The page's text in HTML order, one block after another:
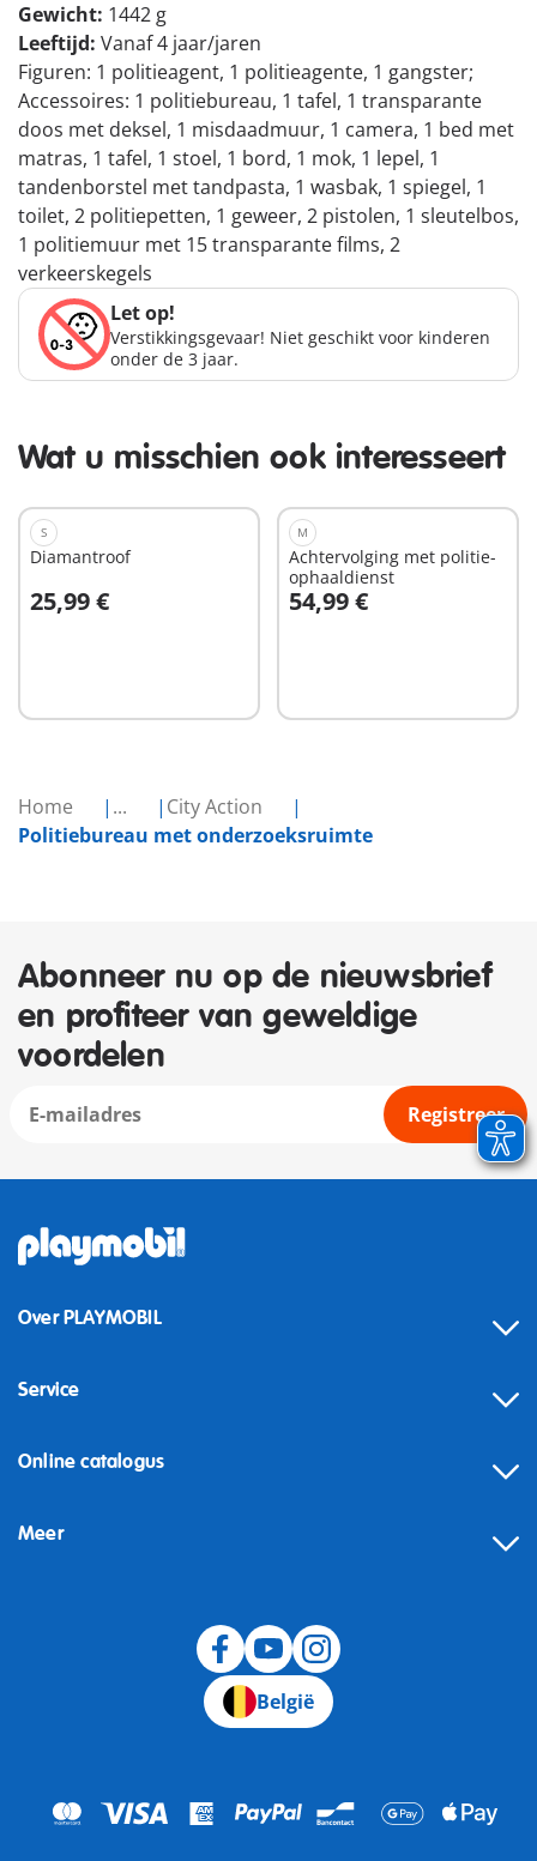
Home ...
City Action
Politiebureau met onderzoeksruimte
Gewicht: 1442 g
Leeftijd: Vanaf 4 jaar/jaren
Figuren: 1 politieagent, 1 politieagente, 1 gangster;
Accessoires: 1 politiebureau, 1 tafel, 1 transparante
doos met deksel, 1 misdaadmuur, 1 camera, 1 bed met
matras, 1 tafel, 1 stoel, 1 bord, 1 mok, 1 lepel, 1
tandenborstel met tandpasta, 1 wasbak, 1 spiegel, 1
toilet, 2 politiepetten, 1 geweer, 2 pistolen, 1 sleutelbos,
1 politiemuur met 15 transparante films, 2
verkeerskegels
Let op!
Verstikkingsgevaar! Niet geschikt voor kinderen
onder de 3 jaar.
Wat u misschien ook interesseert
S
Diamantroof
25,99 €
In winkelwagen
M
Achtervolging met politie-
ophaaldienst
54,99 €
In winkelwagen
Abonneer nu op de nieuwsbrief
en profiteer van geweldige
voordelen
Registreer
Over PLAYMOBIL
Service
Online catalogus
Meer
België